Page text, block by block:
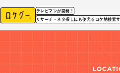
テレビマンが開発！
リサーチ・ネタ探しにも使えるロケ地検索